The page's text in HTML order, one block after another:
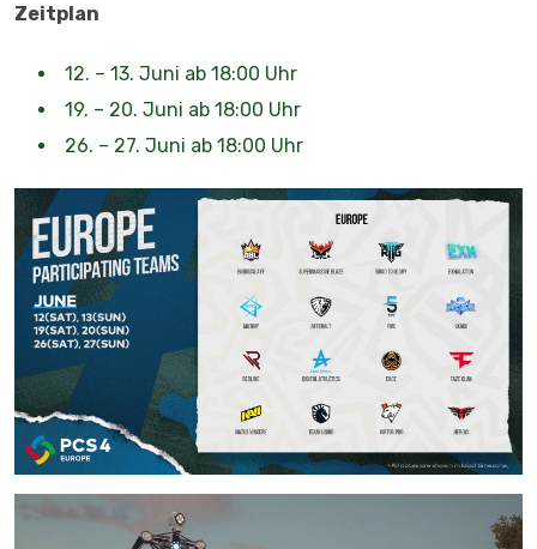
Zeitplan
12. – 13. Juni ab 18:00 Uhr
19. – 20. Juni ab 18:00 Uhr
26. – 27. Juni ab 18:00 Uhr